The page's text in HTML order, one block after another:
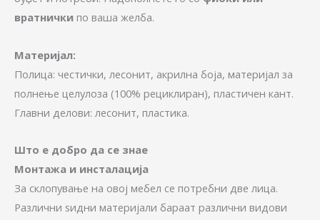
вратнички по ваша желба.
Материјал:
Полица: честички, лесонит, акрилна боја, материјал за
полнење целулоза (100% рециклиран), пластичен кант.
Главни делови: лесонит, пластика.
Што е добро да се знае
Монтажа и инсталација
За склопување на овој мебел се потребни две лица.
Различни ѕидни материјали бараат различни видови